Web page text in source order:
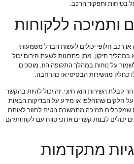
בטיחות ותפקוד הרכב.
ותמיכה ללקוחות
או רכב חלופי יכולים לעשות הבדל משמעותי
תיקון, מתן פתרונות לשעת חירום יכול
על נוחות במהלך התקופה הזו. מוסכים
כחלק מהשירות הבסיסי או כהרחבה.
קבלת השירות הוא חיוני. זה יכול להיות בהקשר
חלקים שהוחלפו או מידע על הבדיקות הבאות
שמקבלים תמיכה מתמשכת נוטים לחזור לאותם
יכולים לבנות קשרים ארוכי טווח עם לקוחותיהם
מתקדמות